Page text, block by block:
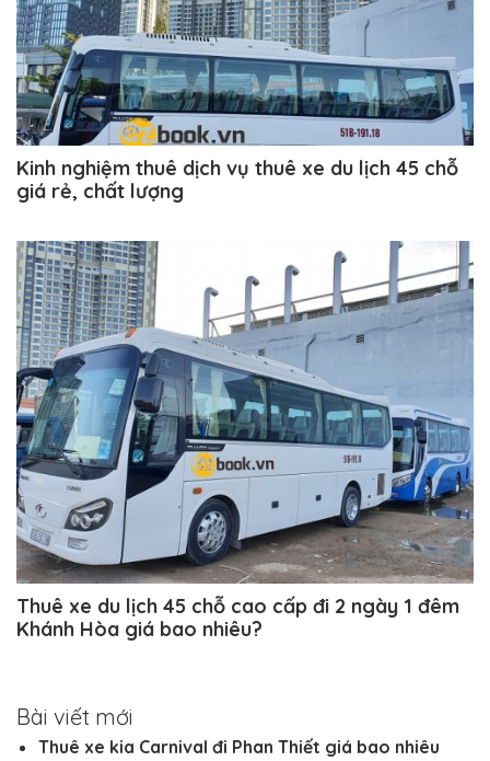
Kinh nghiệm thuê dịch vụ thuê xe du lịch 45 chỗ
giá rẻ, chất lượng
Thuê xe du lịch 45 chỗ cao cấp đi 2 ngày 1 đêm
Khánh Hòa giá bao nhiêu?
Bài viết mới
Thuê xe kia Carnival đi Phan Thiết giá bao nhiêu